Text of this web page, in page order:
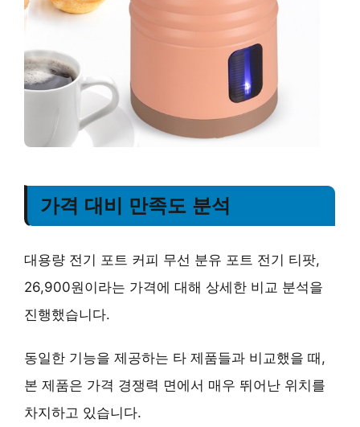
가격 대비 만족도 분석
대용량 전기 포트 커피 무선 분유 포트 전기 티팟,
26,900원이라는 가격에 대해 상세한 비교 분석을
진행했습니다.
동일한 기능을 제공하는 타 제품들과 비교했을 때,
본 제품은 가격 경쟁력 면에서 매우 뛰어난 위치를
차지하고 있습니다.